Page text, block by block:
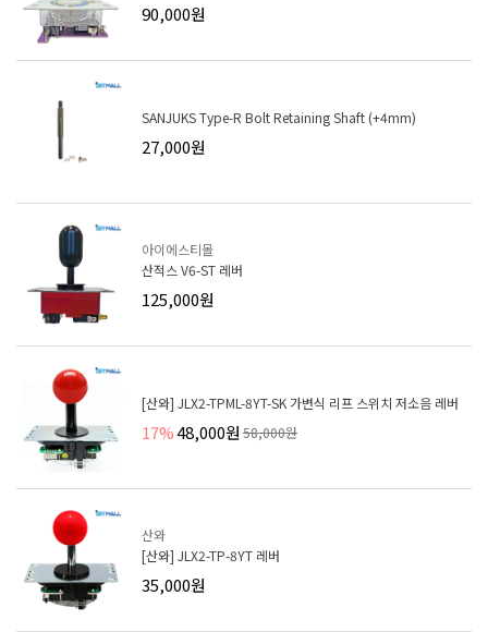
90,000원
SANJUKS Type-R Bolt Retaining Shaft (+4mm)
27,000원
아이에스티몰
산적스 V6-ST 레버
125,000원
[산와] JLX2-TPML-8YT-SK 가변식 리프 스위치 저소음 레버
17%48,000원 58,000원
산와
[산와] JLX2-TP-8YT 레버
35,000원